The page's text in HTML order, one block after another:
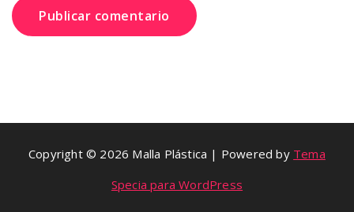
Copyright © 2026 Malla Plástica | Powered by Tema
Specia para WordPress